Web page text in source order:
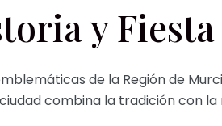
y Fiesta
de la Región de
combina la tradición con